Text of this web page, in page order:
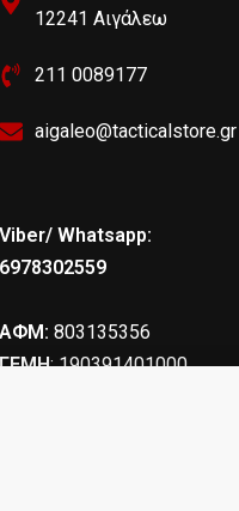
12241 Αιγάλεω
211 0089177
aigaleo@tacticalstore.gr
Viber/ Whatsapp:
6978302559
ΑΦΜ: 803135356
: 190391401000